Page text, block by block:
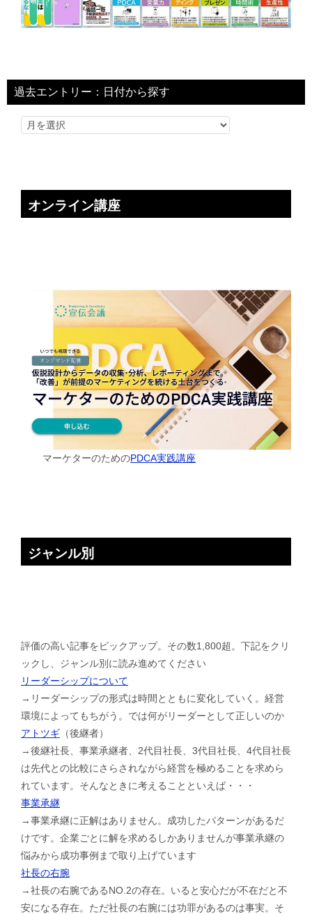
過去エントリー：日付から探す
オンライン講座
マーケターのためのPDCA実践講座
ジャンル別
評価の高い記事をピックアップ。その数1,800超。下記をクリ
ックし、ジャンル別に読み進めてください
リーダーシップについて
→リーダーシップの形式は時間とともに変化していく。経営
環境によってもちがう。では何がリーダーとして正しいのか
アトツギ （後継者）
→後継社長、事業承継者、2代目社長、3代目社長、4代目社長
は先代との比較にさらされながら経営を極めることを求めら
れています。そんなときに考えることといえば・・・
事業承継
→事業承継に正解はありません。成功したパターンがあるだ
けです。企業ごとに解を求めるしかありませんが事業承継の
悩みから成功事例まで取り上げています
社長の右腕
→社長の右腕であるNO.2の存在。いると安心だが不在だと不
安になる存在。ただ社長の右腕には功罪があるのは事実。そ